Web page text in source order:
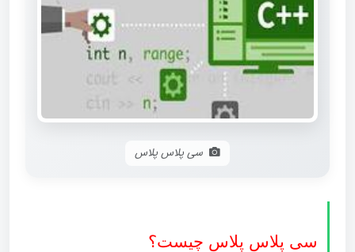
سی پلاس پلاس
سی پلاس پلاس چیست؟